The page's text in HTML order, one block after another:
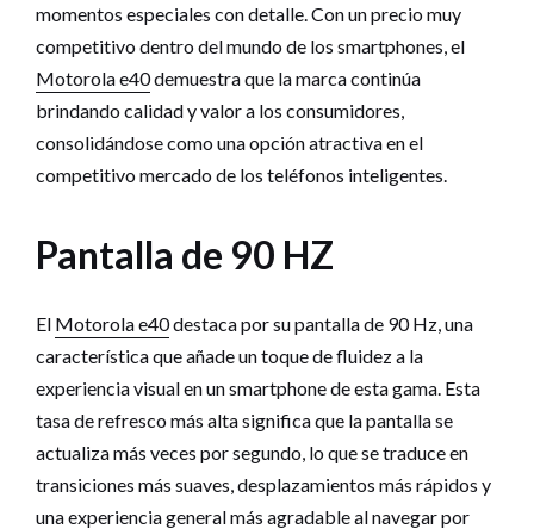
momentos especiales con detalle. Con un precio muy
competitivo dentro del mundo de los smartphones, el
Motorola e40demuestra que la marca continúa
brindando calidad y valor a los consumidores,
consolidándose como una opción atractiva en el
competitivo mercado de los teléfonos inteligentes.
Pantalla de 90 HZ
El Motorola e40destaca por su pantalla de 90 Hz, una
característica que añade un toque de fluidez a la
experiencia visual en un smartphone de esta gama. Esta
tasa de refresco más alta significa que la pantalla se
actualiza más veces por segundo, lo que se traduce en
transiciones más suaves, desplazamientos más rápidos y
una experiencia general más agradable al navegar por